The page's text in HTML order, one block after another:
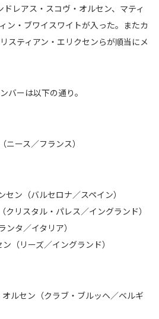
レアス・スコヴ・オルセン、マティ
ン・ブワイスワイトが入った。またカ
スティアン・エリクセンらが順当にメ
バーは以下の通り。
ース／フランス）
ン（バルセロナ／スペイン）
リスタル・パレス／イングランド）
タ／イタリア）
（リーズ／イングランド）
ルセン（クラブ・ブルッヘ／ベルギ